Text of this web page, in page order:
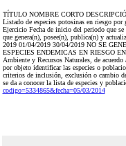
TÍTULO NOMBRE CORTO
Listado de especies potosinas en riesgo
Ejercicio Fecha de inicio del periodo que
que genera(n), posee(n), publica(n) y
2019 01/04/2019 30/04/2019 NO SE
ESPECIES ENDEMICAS EN RIESGO
Ambiente y Recursos Naturales, de
por objeto identificar las especies o
criterios de inclusión, exclusión o cambio
se da a conocer la lista de especies y
codigo=5334865&fecha=05/03/2014